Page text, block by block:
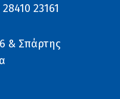
23161
& Σπάρτης